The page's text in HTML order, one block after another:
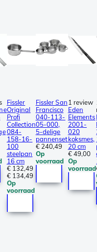
Fissler
Original
Profi
Collection
084-
158-16-
100
steelpan
16 cm
€ 132,49
€ 134,49
Op
voorraad
Fissler San
Francisco
040-113-
05-000,
5-delige
pannenset
€ 240,49
Op
voorraad
1 review
Eden
Elements
2001-
020
koksmes,
20 cm
€ 49,00
Op
voorraad